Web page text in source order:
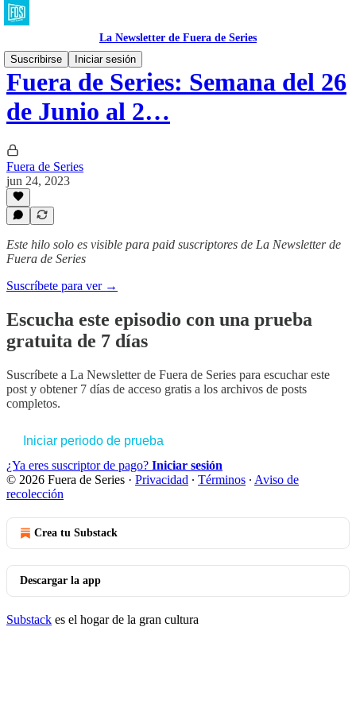
La Newsletter de Fuera de Series
Suscribirse
Iniciar sesión
Fuera de Series: Semana del 26
de Junio al 2…
Fuera de Series
jun 24, 2023
Este hilo solo es visible para paid suscriptores de La Newsletter de
Fuera de Series
Suscríbete para ver →
Escucha este episodio con una prueba
gratuita de 7 días
Suscríbete a La Newsletter de Fuera de Series para escuchar este
post y obtener 7 días de acceso gratis a los archivos de posts
completos.
Iniciar periodo de prueba
¿Ya eres suscriptor de pago? Iniciar sesión
© 2026 Fuera de Series · Privacidad ∙ Términos ∙ Aviso de
recolección
Crea tu Substack
Descargar la app
Substack es el hogar de la gran cultura